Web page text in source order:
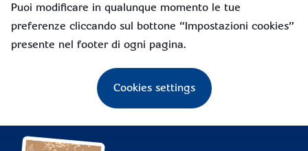
Puoi modificare in qualunque momento le tue
preferenze cliccando sul bottone “Impostazioni cookies”
presente nel footer di ogni pagina.
Cookies settings